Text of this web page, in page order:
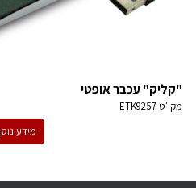
"קליק" עכבר אופטי
מק''טETK9257
מידע